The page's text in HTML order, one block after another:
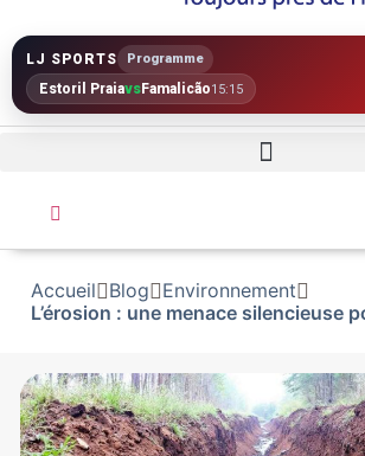
LJ SPORTS Programme
Estoril PraiavsFamalicão15:15
Accueil Blog
Environnement
L’érosion : une menace silencieuse